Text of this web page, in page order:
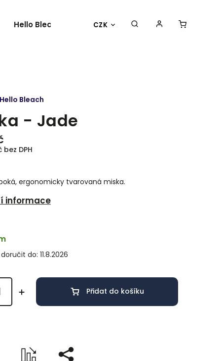
CZK
Hello Bleach O nás Kontakty
- Jade
bez DPH
ergonomicky tvarovaná miska.
informace
Bleach
do: 11.8.2026
Přidat do košíku